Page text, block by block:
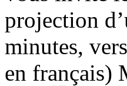
projection
minutes,
en français)